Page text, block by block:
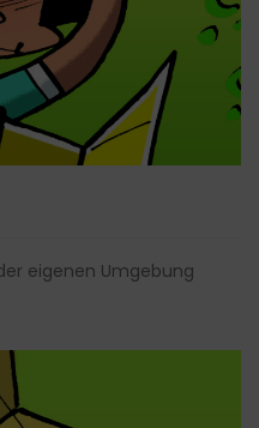
eigenen Umgebung